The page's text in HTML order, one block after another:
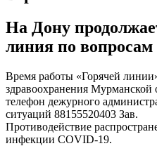
На Дону
линия по вопросам
Время работы «Горячей
здравоохранения Мурманской
телефон дежурного
ситуаций 88155520403 Зав.
Противодействие
инфекции COVID-19.